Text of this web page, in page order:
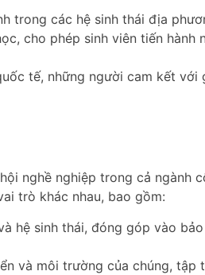
trong các hệ sinh thái địa
cho phép sinh viên tiến hành
tế, những người cam kết với
nghề nghiệp trong cả ngành
trò khác nhau, bao gồm:
hệ sinh thái, đóng góp vào
và môi trường của chúng, tập